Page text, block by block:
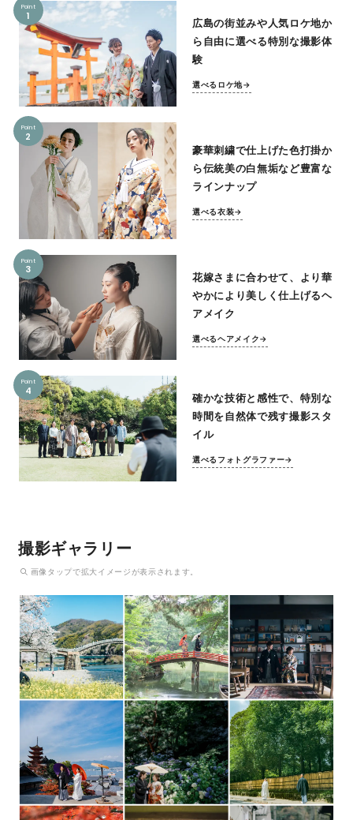
Point
1
広島の街並みや人気ロケ地か
ら自由に選べる特別な撮影体
験
選べるロケ地→
Point
2
豪華刺繍で仕上げた色打掛か
ら伝統美の白無垢など豊富な
ラインナップ
選べる衣装→
Point
3
花嫁さまに合わせて、より華
やかにより美しく仕上げるヘ
アメイク
選べるヘアメイク→
Point
4
確かな技術と感性で、特別な
時間を自然体で残す撮影スタ
イル
選べるフォトグラファー→
撮影ギャラリー
画像 タップで拡大イメージが表示されます。